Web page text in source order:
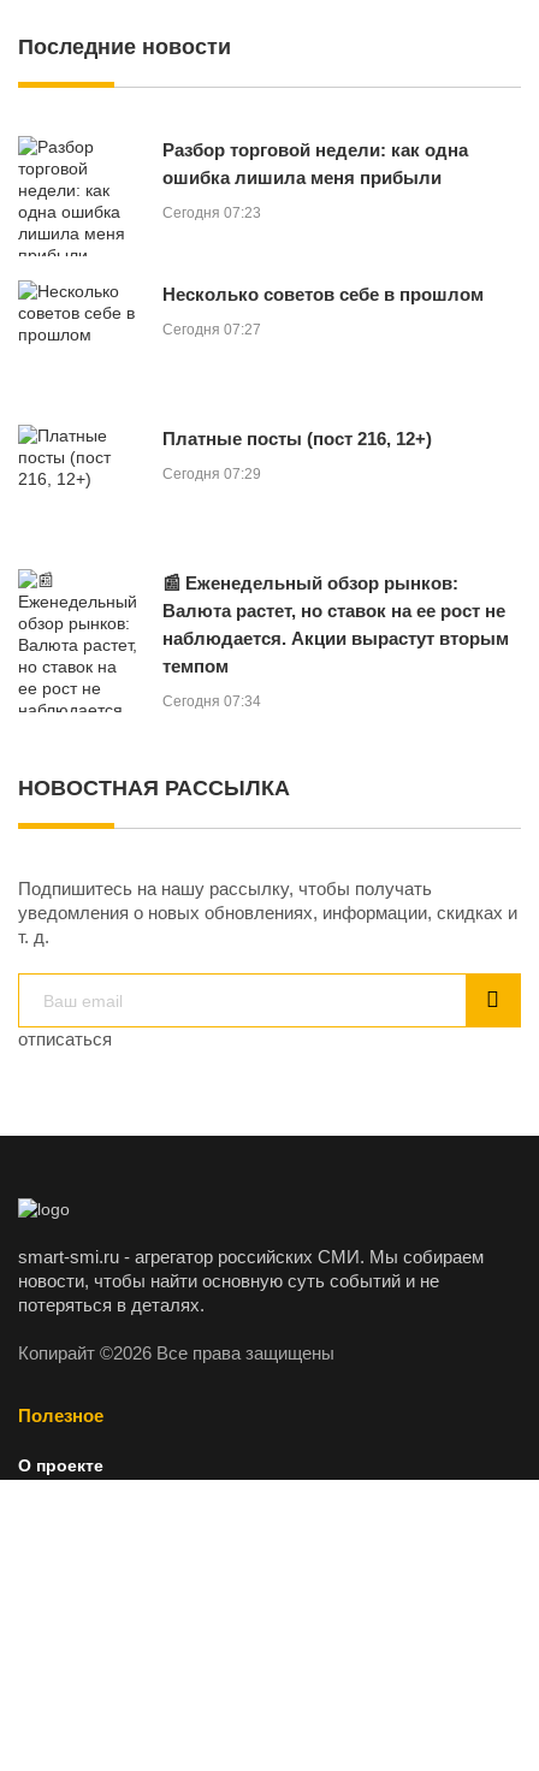
Последние новости
Разбор торговой недели: как одна
ошибка лишила меня прибыли
Сегодня 07:23
Несколько советов себе в прошлом
Сегодня 07:27
Платные посты (пост 216, 12+)
Сегодня 07:29
📰 Еженедельный обзор рынков:
Валюта растет, но ставок на ее рост не
наблюдается. Акции вырастут вторым
темпом
Сегодня 07:34
НОВОСТНАЯ РАССЫЛКА
Подпишитесь на нашу рассылку, чтобы получать
уведомления о новых обновлениях, информации, скидках и
т. д.
отписаться
smart-smi.ru - агрегатор российских СМИ. Мы собираем
новости, чтобы найти основную суть событий и не
потеряться в деталях.
Копирайт ©2026 Все права защищены
Полезное
О проекте